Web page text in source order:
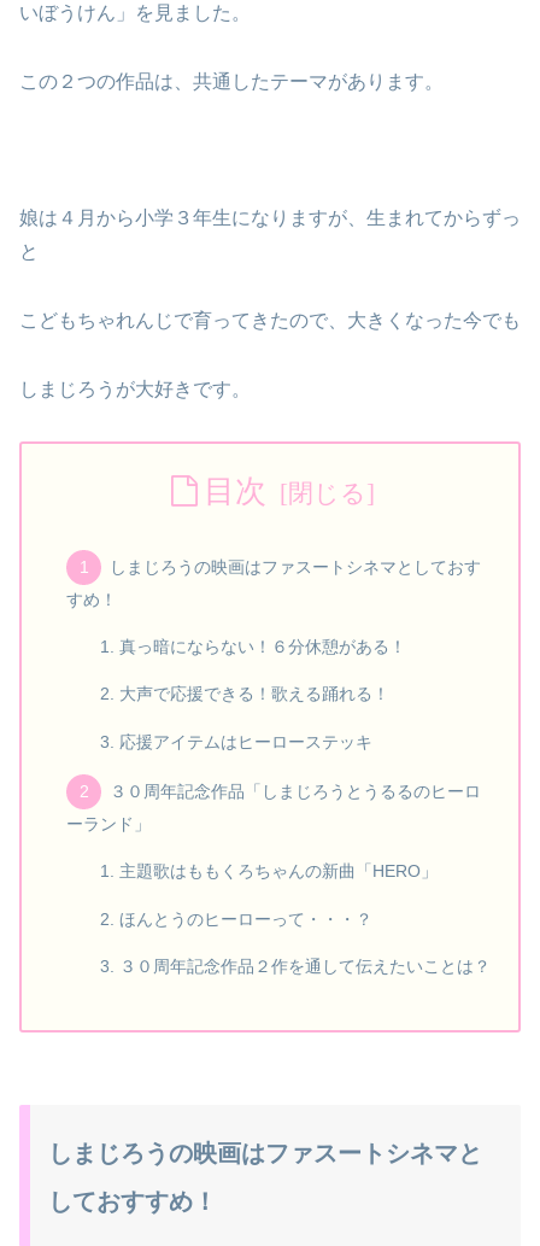
いぼうけん」を見ました。
この２つの作品は、共通したテーマがあります。
娘は４月から小学３年生になりますが、生まれてからずっ
と
こどもちゃれんじで育ってきたので、大きくなった今でも
しまじろうが大好きです。
目次
しまじろうの映画はファスートシネマとしておす
すめ！
真っ暗にならない！６分休憩がある！
大声で応援できる！歌える踊れる！
応援アイテムはヒーローステッキ
３０周年記念作品「しまじろうとうるるのヒーロ
ーランド」
主題歌はももくろちゃんの新曲「HERO」
ほんとうのヒーローって・・・？
３０周年記念作品２作を通して伝えたいことは？
しまじろうの映画はファスートシネマと
しておすすめ！